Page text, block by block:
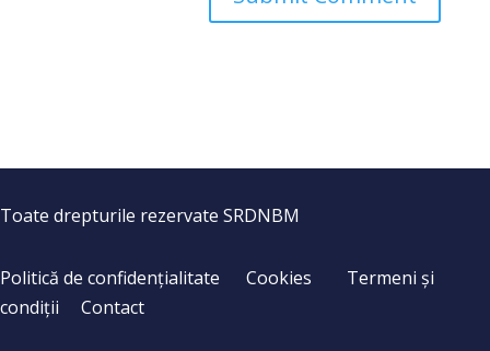
Toate drepturile rezervate SRDNBM
Politică de confidențialitate Cookies
Termeni și
condiții
Contact